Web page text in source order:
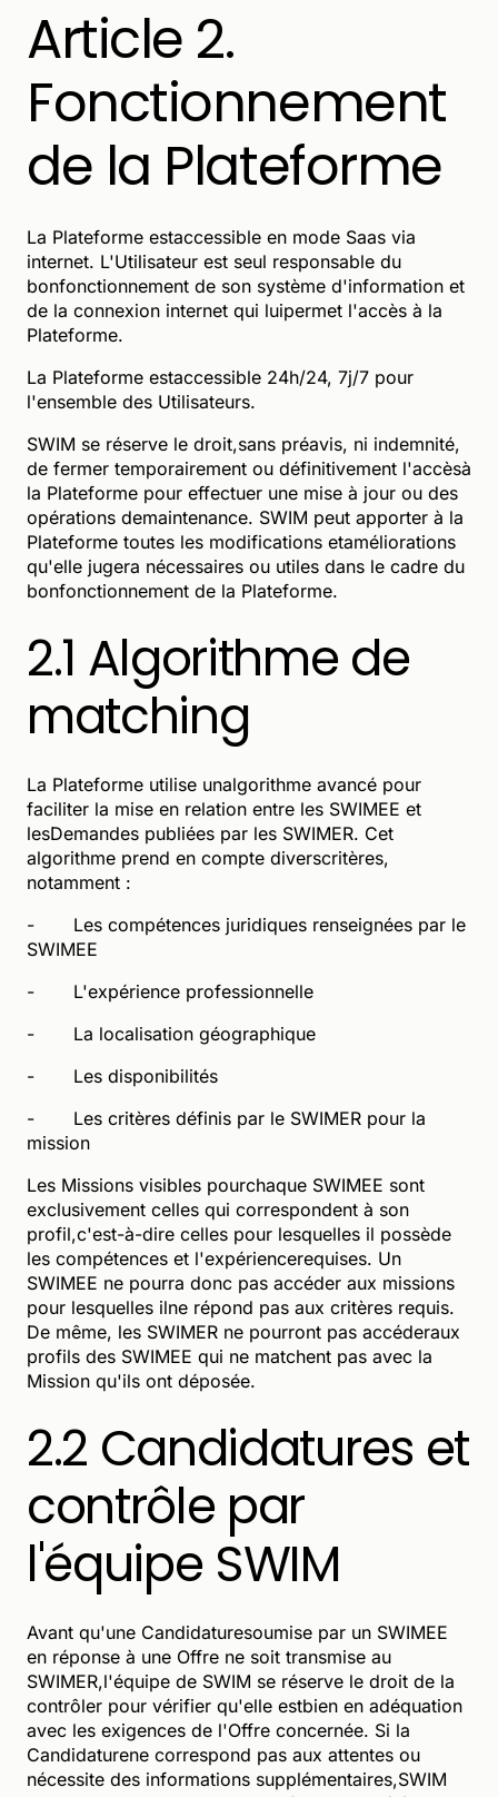
Article 2.
Fonctionnement
de la Plateforme
La Plateforme estaccessible en mode Saas via
internet. L'Utilisateur est seul responsable du
bonfonctionnement de son système d'information et
de la connexion internet qui luipermet l'accès à la
Plateforme.
La Plateforme estaccessible 24h/24, 7j/7 pour
l'ensemble des Utilisateurs.
SWIM se réserve le droit,sans préavis, ni indemnité,
de fermer temporairement ou définitivement l'accèsà
la Plateforme pour effectuer une mise à jour ou des
opérations demaintenance. SWIM peut apporter à la
Plateforme toutes les modifications etaméliorations
qu'elle jugera nécessaires ou utiles dans le cadre du
bonfonctionnement de la Plateforme.
2.1 Algorithme de
matching
La Plateforme utilise unalgorithme avancé pour
faciliter la mise en relation entre les SWIMEE et
lesDemandes publiées par les SWIMER. Cet
algorithme prend en compte diverscritères,
notamment :
- Les compétences juridiques renseignées par le
SWIMEE
- L'expérience professionnelle
- La localisation géographique
- Les disponibilités
- Les critères définis par le SWIMER pour la
mission
Les Missions visibles pourchaque SWIMEE sont
exclusivement celles qui correspondent à son
profil,c'est-à-dire celles pour lesquelles il possède
les compétences et l'expériencerequises. Un
SWIMEE ne pourra donc pas accéder aux missions
pour lesquelles ilne répond pas aux critères requis.
De même, les SWIMER ne pourront pas accéderaux
profils des SWIMEE qui ne matchent pas avec la
Mission qu'ils ont déposée.
2.2 Candidatures et
contrôle par
l'équipe SWIM
Avant qu'une Candidaturesoumise par un SWIMEE
en réponse à une Offre ne soit transmise au
SWIMER,l'équipe de SWIM se réserve le droit de la
contrôler pour vérifier qu'elle estbien en adéquation
avec les exigences de l'Offre concernée. Si la
Candidaturene correspond pas aux attentes ou
nécessite des informations supplémentaires,SWIM